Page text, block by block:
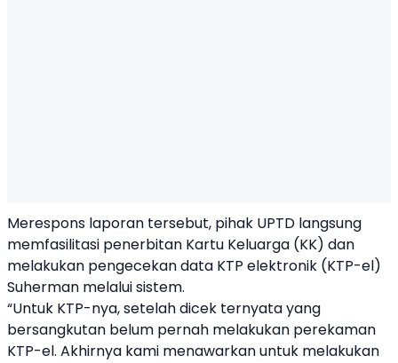
Merespons laporan tersebut, pihak UPTD langsung
memfasilitasi penerbitan Kartu Keluarga (KK) dan
melakukan pengecekan data KTP elektronik (KTP-el)
Suherman melalui sistem.
“Untuk KTP-nya, setelah dicek ternyata yang
bersangkutan belum pernah melakukan perekaman
KTP-el. Akhirnya kami menawarkan untuk melakukan